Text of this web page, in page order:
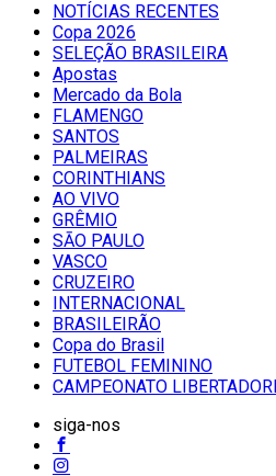
NOTÍCIAS RECENTES
Copa 2026
SELEÇÃO BRASILEIRA
Apostas
Mercado da Bola
FLAMENGO
SANTOS
PALMEIRAS
CORINTHIANS
AO VIVO
GRÊMIO
SĀO PAULO
VASCO
CRUZEIRO
INTERNACIONAL
BRASILEIRÃO
Copa do Brasil
FUTEBOL FEMININO
CAMPEONATO
siga-nos